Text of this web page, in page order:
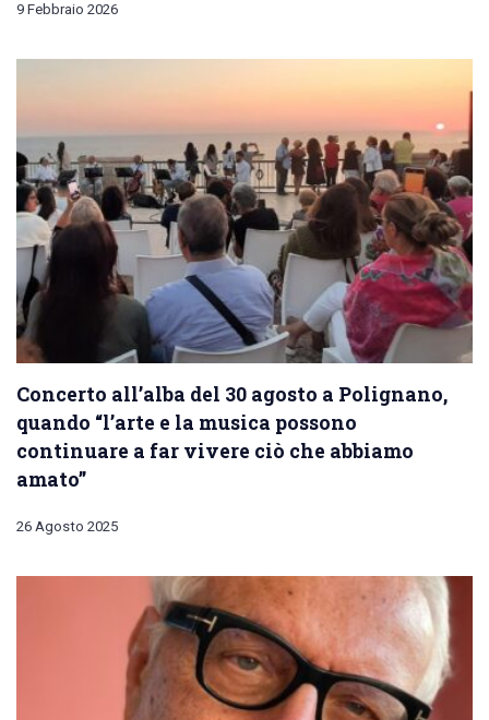
9 Febbraio 2026
Concerto all’alba del 30 agosto a Polignano,
quando “l’arte e la musica possono
continuare a far vivere ciò che abbiamo
amato”
26 Agosto 2025